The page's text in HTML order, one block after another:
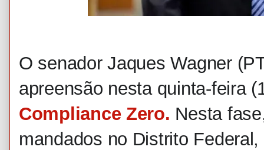
O senador Jaques Wagner
apreensão nesta quinta-feira
Compliance Zero. Nesta
mandados no Distrito